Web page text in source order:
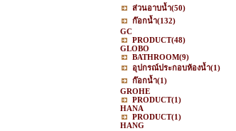
ส่วนอาบน้ำ(50)
ก๊อกน้ำ(132)
GC
PRODUCT(48)
GLOBO
BATHROOM(9)
อุปกรณ์ประกอบห้องน้ำ(1)
ก๊อกน้ำ(1)
GROHE
PRODUCT(1)
HANA
PRODUCT(1)
HANG